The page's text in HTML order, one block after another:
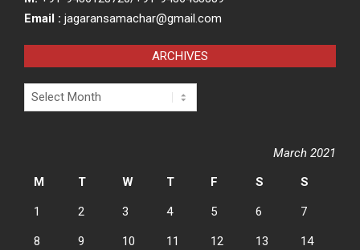
Email : jagaransamachar@gmail.com
ARCHIVES
Archives
March 2021
M
T W T F S S
1 2 3 4 5 6 7
8 9 10 11 12 13 14